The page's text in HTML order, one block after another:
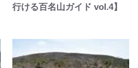
行ける百名山ガイド vol.4】